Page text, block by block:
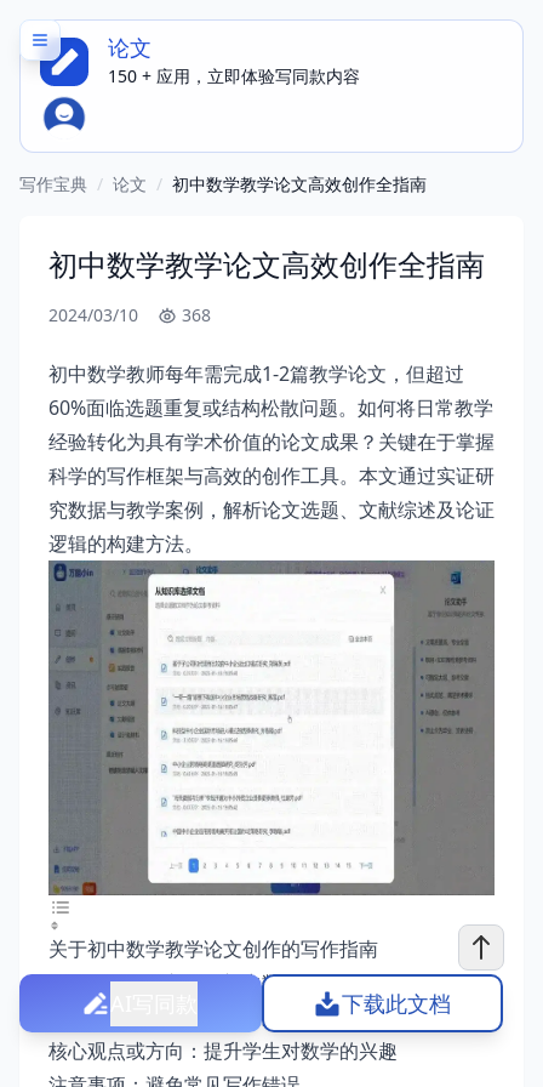
论文
150 + 应用，立即体验写同款内容
写作宝典 / 论文 / 初中数学教学论文高效创作全指南
初中数学教学论文高效创作全指南
2024/03/10 368
初中数学教师每年需完成1-2篇教学论文，但超过
60%面临选题重复或结构松散问题。如何将日常教学
经验转化为具有学术价值的论文成果？关键在于掌握
科学的写作框架与高效的创作工具。本文通过实证研
究数据与教学案例，解析论文选题、文献综述及论证
逻辑的构建方法。
关于初中数学教学论文创作的写作指南
写作思路：深入理解初中数学教学
写作技巧：构建清晰的论文结构
核心观点或方向：提升学生对数学的兴趣
下载此文档